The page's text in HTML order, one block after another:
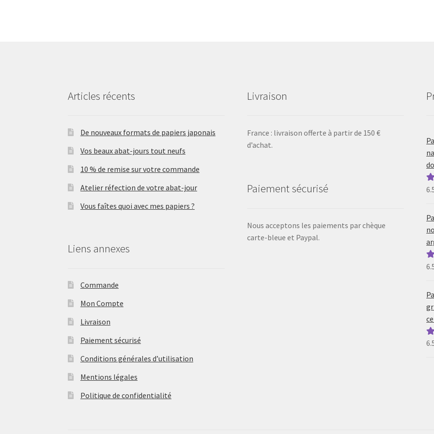
Articles récents
De nouveaux formats de papiers japonais
Vos beaux abat-jours tout neufs
10 % de remise sur votre commande
Atelier réfection de votre abat-jour
Vous faîtes quoi avec mes papiers ?
Liens annexes
Commande
Mon Compte
Livraison
Paiement sécurisé
Conditions générales d’utilisation
Mentions légales
Politique de confidentialité
Livraison
France : livraison offerte à partir de 150 €
d’achat.
Paiement sécurisé
Nous acceptons les paiements par chèque
carte-bleue et Paypal.